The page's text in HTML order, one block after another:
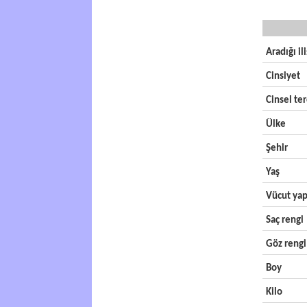
Aradığı
Cinsiyet
Cinsel
Ülke
Şehir
Yaş
Vücut
Saç rengi
Göz rengi
Boy
Kilo